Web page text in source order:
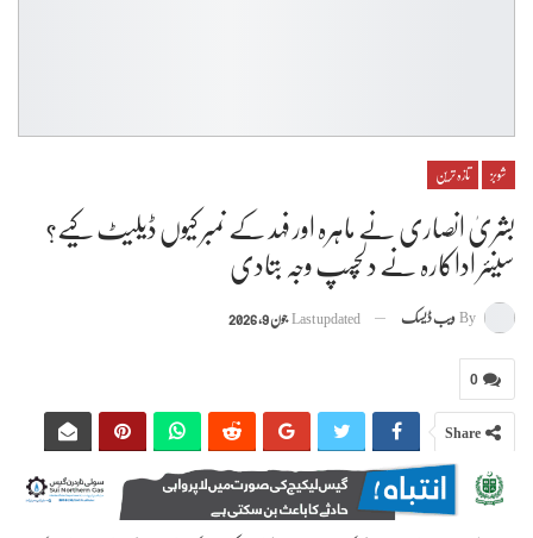
شوبز تازہ ترین
بشریٰ انصاری نے ماہرہ اور فہد کے نمبر کیوں ڈیلیٹ کیے؟
سینئر اداکارہ نے دلچسپ وجہ بتادی
By ویب ڈیسک Last updated جون 9, 2026
0
Share